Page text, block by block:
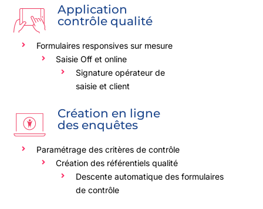
Application
contrôle qualité
Formulaires responsives sur mesure
Saisie Off et online
Signature opérateur de
saisie et client
Création en ligne
des enquêtes
Paramétrage des critères de contrôle
Création des référentiels qualité
Descente automatique des formulaires
de contrôle